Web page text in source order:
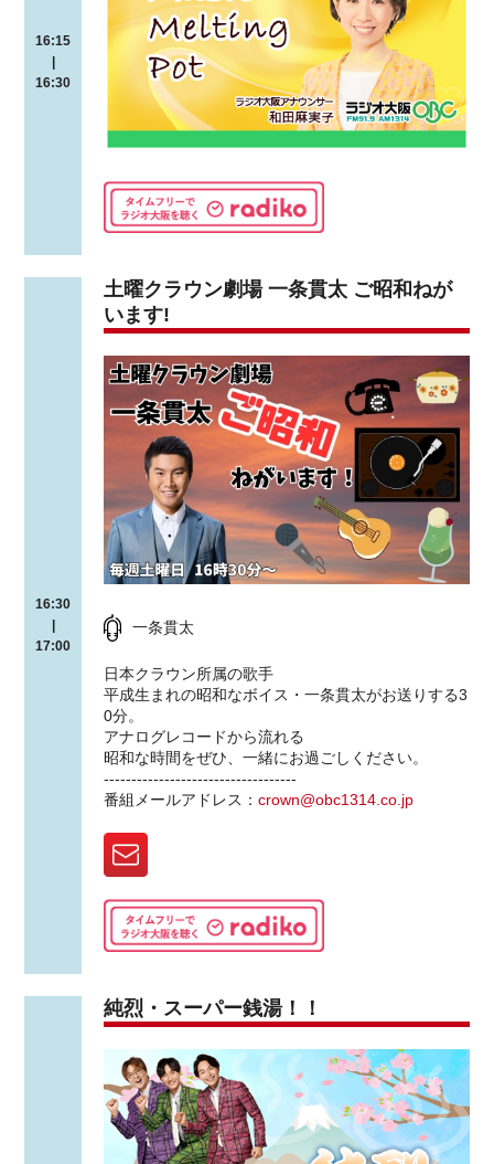
16:15
16:30
16:30
17:00
土曜クラウン劇場 一条貫太 ご昭和ねが
います!
一条貫太
日本クラウン所属の歌手
平成生まれの昭和なボイス・一条貫太がお送りする3
0分。
アナログレコードから流れる
昭和な時間をぜひ、一緒にお過ごしください。
-----------------------------------
番組メールアドレス：crown@obc1314.co.jp
純烈・スーパー銭湯！！